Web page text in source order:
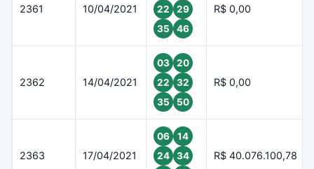
2361 10/04/2021
22
29
35
46
R$ 0,00
2362 14/04/2021
03
20
22
32
35
50
R$ 0,00
2363 17/04/2021
06
14
24
34
R$ 40.076.100,78